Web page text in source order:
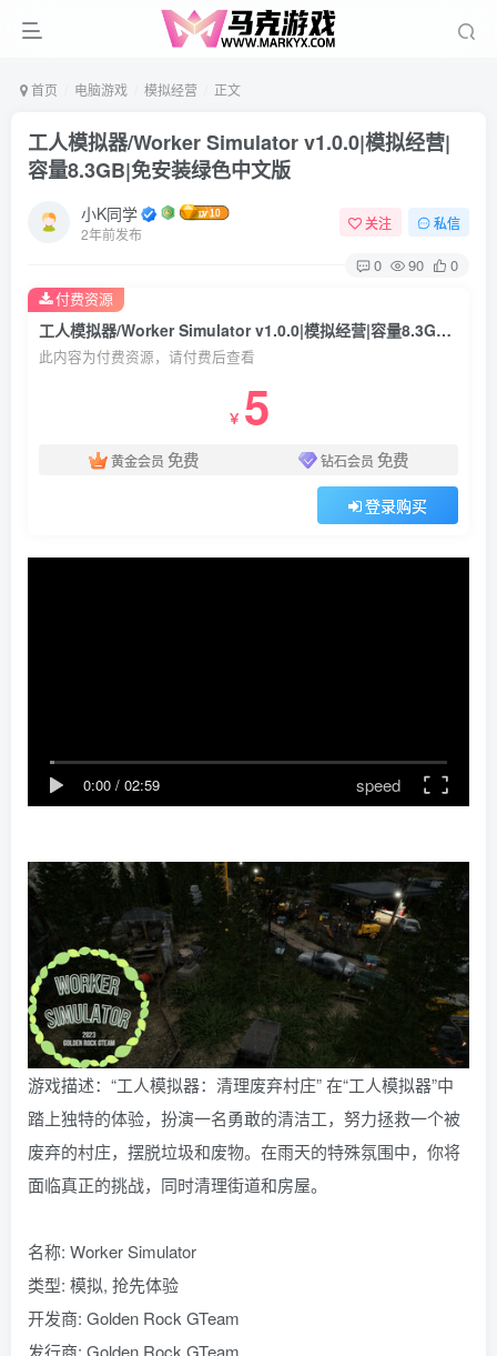
首页 电脑游戏 模拟经营 正文
工人模拟器/Worker Simulator v1.0.0|模拟经营|
容量8.3GB|免安装绿色中文版
小K同学
2年前发布
关注 私信
0 90 0
工人模拟器/Worker Simulator v1.0.0|模拟经营|容量8.3GB|免安装绿色中文版
此内容为付费资源，请付费后查看
￥ 5
黄金会员 免费 钻石会员 免费
登录购买
付费资源
0:00 / 02:59 speed
游戏描述：“工人模拟器：清理废弃村庄” 在“工人模拟器”中
踏上独特的体验，扮演一名勇敢的清洁工，努力拯救一个被
废弃的村庄，摆脱垃圾和废物。在雨天的特殊氛围中，你将
面临真正的挑战，同时清理街道和房屋。
名称: Worker Simulator
类型: 模拟, 抢先体验
开发商: Golden Rock GTeam
发行商: Golden Rock GTeam